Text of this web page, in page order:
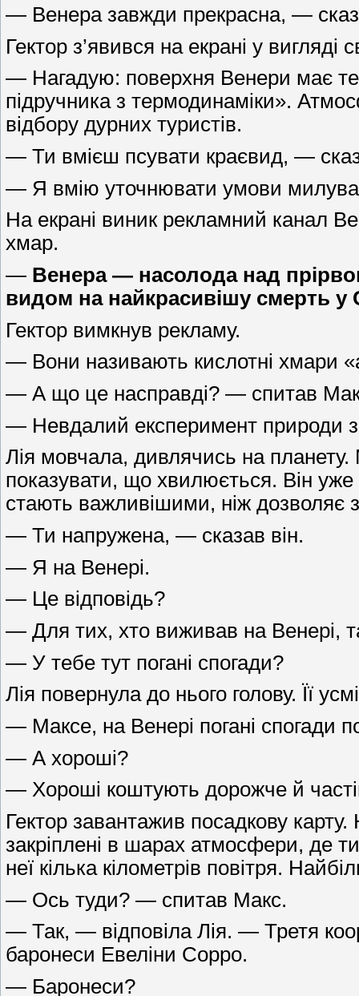
— Венера завжди прекрасна, —
Гектор з’явився на екрані у
— Нагадую: поверхня Венери має
підручника з термодинаміки».
відбору дурних туристів.
— Ти вмієш псувати краєвид, —
— Я вмію уточнювати умови
На екрані виник рекламний канал
хмар.
— Венера — насолода над
видом на найкрасивішу смерть у
Гектор вимкнув рекламу.
— Вони називають кислотні хмари
— А що це насправді? — спитав
— Невдалий експеримент природи
Лія мовчала, дивлячись на планету.
показувати, що хвилюється. Він
стають важливішими, ніж дозволяє
— Ти напружена, — сказав він.
— Я на Венері.
— Це відповідь?
— Для тих, хто виживав на Венері,
— У тебе тут погані спогади?
Лія повернула до нього голову. Її
— Максе, на Венері погані спогади
— А хороші?
— Хороші коштують дорожче й
Гектор завантажив посадкову
закріплені в шарах атмосфери, де
неї кілька кілометрів повітря.
— Ось туди? — спитав Макс.
— Так, — відповіла Лія. — Третя
баронеси Евеліни Сорро.
— Баронеси?